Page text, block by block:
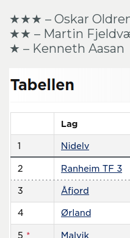
★★★ – Oskar
★★ – Martin
★ – Kenneth Aasan